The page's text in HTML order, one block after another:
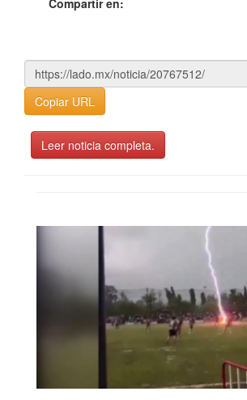
Copiar URL
Leer noticia completa.